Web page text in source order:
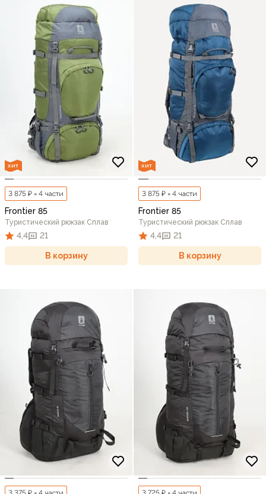
ХИТ
3 875 ₽ × 4 части
Frontier 85
Туристический рюкзак Сплав
4,4 21
В корзину
ХИТ
3 875 ₽ × 4 части
Frontier 85
Туристический рюкзак Сплав
4,4 21
В корзину